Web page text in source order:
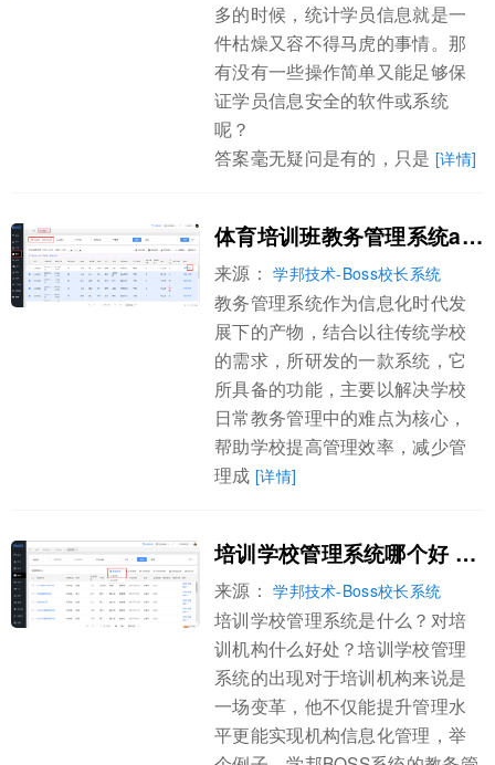
多的时候，统计学员信息就是一
件枯燥又容不得马虎的事情。那
有没有一些操作简单又能足够保
证学员信息安全的软件或系统
呢？
答案毫无疑问是有的，只是 [详情]
体育培训班教务管理系统app选学邦BOSS系统
来源：学邦技术-Boss校长系统
教务管理系统作为信息化时代发
展下的产物，结合以往传统学校
的需求，所研发的一款系统，它
所具备的功能，主要以解决学校
日常教务管理中的难点为核心，
帮助学校提高管理效率，减少管
理成 [详情]
培训学校管理系统哪个好 大中型培训机构共同的选择
来源：学邦技术-Boss校长系统
培训学校管理系统是什么？对培
训机构什么好处？培训学校管理
系统的出现对于培训机构来说是
一场变革，他不仅能提升管理水
平更能实现机构信息化管理，举